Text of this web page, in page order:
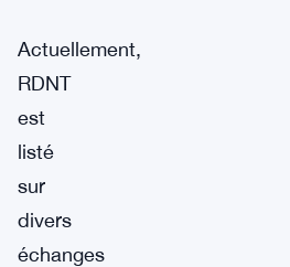
Actuellement,
RDNT
est
listé
sur
divers
échanges